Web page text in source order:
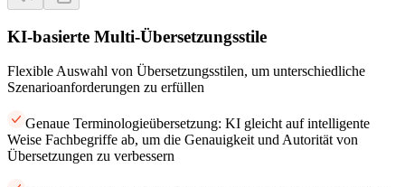
KI-basierte Multi-Übersetzungsstile
Flexible Auswahl von Übersetzungsstilen, um unterschiedliche
Szenarioanforderungen zu erfüllen
Genaue Terminologieübersetzung: KI gleicht auf intelligente
Weise Fachbegriffe ab, um die Genauigkeit und Autorität von
Übersetzungen zu verbessern